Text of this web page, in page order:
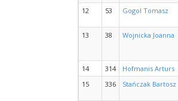
12 53 Gogol Tomasz
13 38 Wojnicka Joanna
14 314 Hofmanis Arturs
15
336 Stańczak Bartosz